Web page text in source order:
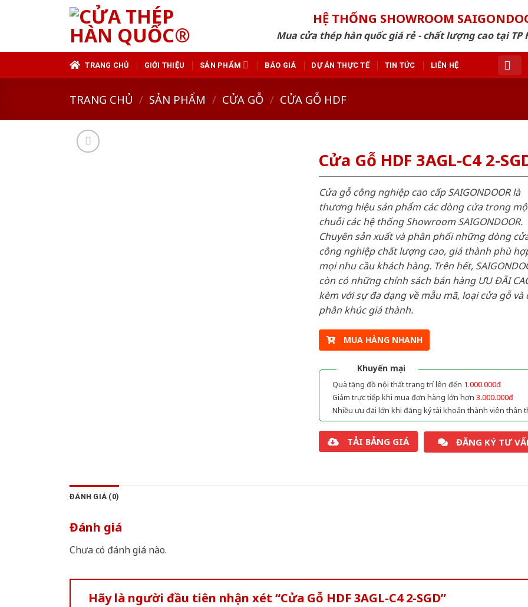
HỆ THỐNG SHOWROOM
Mua cửa thép hàn quốc giá rẻ - chất lượng cao tại TP
TRANG CHỦ GIỚI THIỆU SẢN PHẨM BÁO GIÁ DỰ ÁN THỰC TẾ TIN TỨC LIÊN HỆ
TRANG CHỦ / SẢN PHẨM / CỬA GỖ / CỬA GỖ HDF
Cửa Gỗ HDF 3AGL-C4 2-
Cửa gỗ công nghiệp cao cấp SAIGONDOOR là
thương hiệu sản phẩm các dòng cửa trong
chuỗi các hệ thống Showroom SAIGONDOOR.
Chuyên sản xuất và phân phối những dòng
công nghiệp chất lượng cao, giá thành phù
mọi nhu cầu khách hàng. Trên hết,
còn có những chính sách bán hàng ƯU ĐÃI
kèm với sự đa dạng về mẫu mã, loại cửa gỗ và
phân khúc giá thành.
MUA HÀNG NHANH
Khuyến mại
Quà tặng đồ nội thất trang trí lên đến 1.000.000đ
Giảm trực tiếp khi mua đơn hàng lớn hơn 3.000.000đ
Nhiều ưu đãi lớn khi đăng ký tài khoản thành viên thân
TẢI BẢNG GIÁ ĐĂNG KÝ TƯ
ĐÁNH GIÁ (0)
Đánh giá
Chưa có đánh giá nào.
Hãy là người đầu tiên nhận xét “Cửa Gỗ HDF 3AGL-C4 2-SGD”